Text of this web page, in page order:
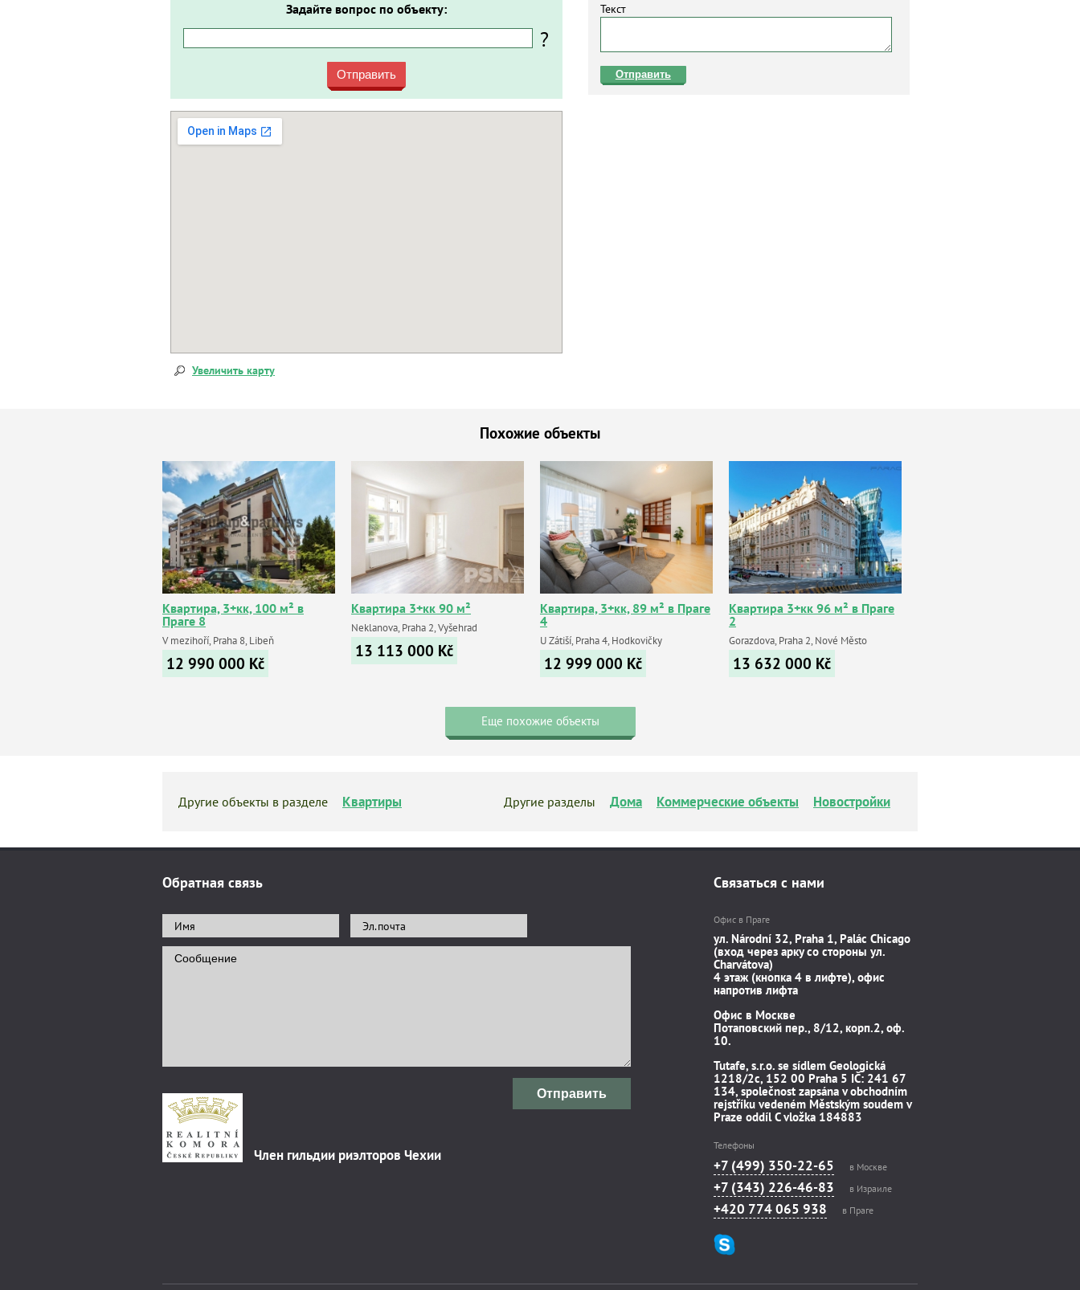
Текст
Отправить
Задайте вопрос по объекту:
?
Отправить
Увеличить карту
Похожие объекты
Квартира, 3+кк, 100 м² в
Праге 8
V mezihoří, Praha 8, Libeň
12 990 000 Kč
Квартира 3+кк 90 м²
Neklanova, Praha 2, Vyšehrad
13 113 000 Kč
Квартира, 3+кк, 89 м² в Праге
4
U Zátiší, Praha 4, Hodkovičky
12 999 000 Kč
Квартира 3+кк 96 м² в Праге
2
Gorazdova, Praha 2, Nové Město
13 632 000 Kč
Еще похожие объекты
Другие объекты в разделе Квартиры Другие разделы Дома Коммерческие объекты Новостройки
Обратная связь
Отправить
Член гильдии риэлторов Чехии
Связаться с нами
Офис в Праге
ул. Národní 32, Praha 1, Palác Chicago
(вход через арку со стороны ул.
Charvátova)
4 этаж (кнопка 4 в лифте), офис
напротив лифта
Офис в Москве
Потаповский пер., 8/12, корп.2, оф.
10.
Tutafe, s.r.o. se sídlem Geologická
1218/2c, 152 00 Praha 5 IČ: 241 67
134, společnost zapsána v obchodním
rejstříku vedeném Městským soudem v
Praze oddíl C vložka 184883
Телефоны
+7 (499) 350-22-65 в Москве
+7 (343) 226-46-83 в Израиле
+420 774 065 938 в Праге